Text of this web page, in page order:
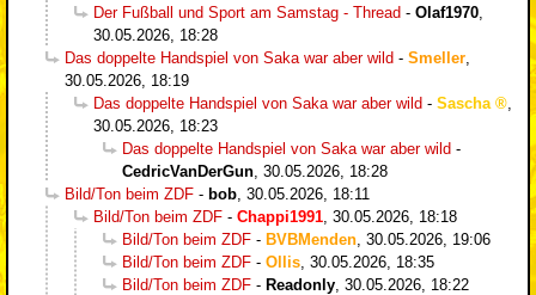
Der Fußball und Sport am Samstag - Thread - Olaf1970
30.05.2026, 18:28
Das doppelte Handspiel von Saka war aber wild - Smeller
30.05.2026, 18:19
Das doppelte Handspiel von Saka war aber wild - Sascha
30.05.2026, 18:23
Das doppelte Handspiel von Saka war aber wild -
CedricVanDerGun 30.05.2026, 18:28
Bild/Ton beim ZDF - bob 30.05.2026, 18:11
Bild/Ton beim ZDF - Chappi1991 30.05.2026, 18:18
Bild/Ton beim ZDF - BVBMenden 30.05.2026, 19:06
Bild/Ton beim ZDF - Ollis 30.05.2026, 18:35
Bild/Ton beim ZDF - Readonly 30.05.2026, 18:22